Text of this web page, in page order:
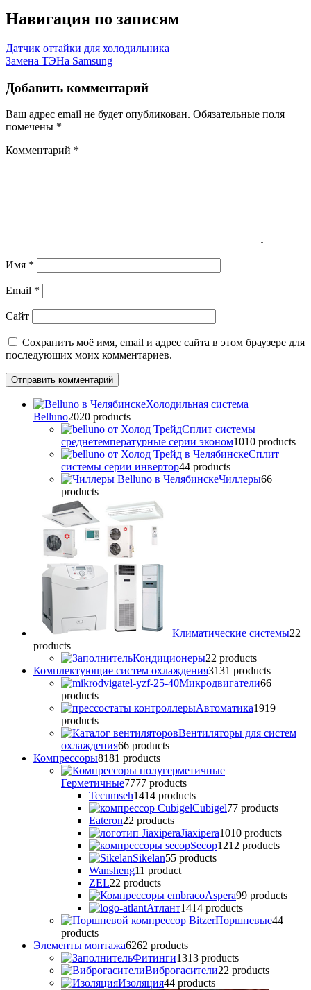
Навигация по записям
Датчик оттайки для холодильника
Замена ТЭНа Samsung
Добавить комментарий
Ваш адрес email не будет опубликован. Обязательные поля
помечены *
Комментарий *
Имя *
Email *
Сайт
Сохранить моё имя, email и адрес сайта в этом браузере для
последующих моих комментариев.
Холодильная система
Belluno2020 products
Сплит системы
среднетемпературные серии эконом1010 products
Сплит
системы серии инвертор44 products
Чиллеры66
products
Климатические системы22
products
Кондиционеры22 products
Комплектующие систем охлаждения3131 products
Микродвигатели66
products
Автоматика1919
products
Вентиляторы для систем
охлаждения66 products
Компрессоры8181 products
Герметичные7777 products
Tecumseh1414 products
Cubigel77 products
Eateron22 products
Jiaxipera1010 products
Secop1212 products
Sikelan55 products
Wansheng11 product
ZEL22 products
Аspera99 products
Атлант1414 products
Поршневые44
products
Элементы монтажа6262 products
Фитинги1313 products
Виброгасители22 products
Изоляция44 products